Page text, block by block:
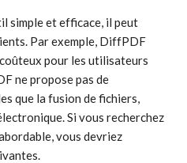
simple et efficace, il peut
Par exemple, DiffPDF
pour les utilisateurs
ne propose pas de
que la fusion de fichiers,
Si vous recherchez
vous devriez